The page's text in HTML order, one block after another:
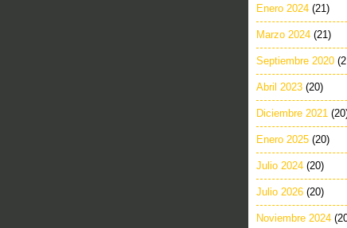
Enero 2024 (21)
Marzo 2024 (21)
Septiembre 2020
Abril 2023 (20)
Diciembre 2021
Enero 2025 (20)
Julio 2024 (20)
Julio 2026 (20)
Noviembre 2024